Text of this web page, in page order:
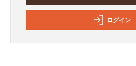
ログイン